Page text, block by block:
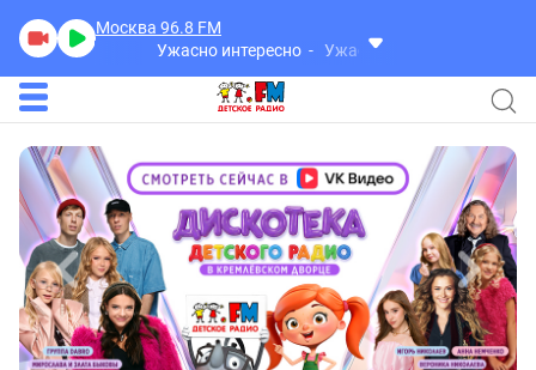
Москва 96.8 FM
Ужасно интересно
Ужасно интересно